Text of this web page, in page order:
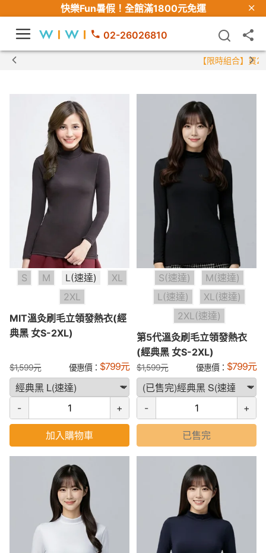
快樂Fun暑假！ 全館滿1800元免運
02-26026810
S M L(速達)
XL
2XL
MIT溫灸刷毛立領發熱衣(經
典黑 女S-2XL)
$1,599元 優惠價： $799元
- +
加入購物車
S(速達)
M(速達)
L(速達)
XL(速達)
2XL(速達)
第5代溫灸刷毛立領發熱衣
(經典黑 女S-2XL)
$1,599元 優惠價： $799元
- +
已售完